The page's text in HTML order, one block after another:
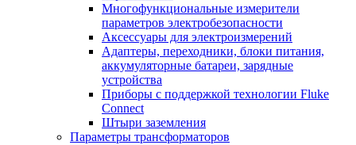
Многофункциональные измерители
параметров электробезопасности
Аксессуары для электроизмерений
Адаптеры, переходники, блоки питания,
аккумуляторные батареи, зарядные
устройства
Приборы с поддержкой технологии Fluke
Connect
Штыри заземления
Параметры трансформаторов